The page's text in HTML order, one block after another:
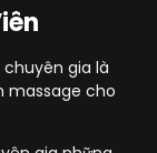
gia là
massage cho